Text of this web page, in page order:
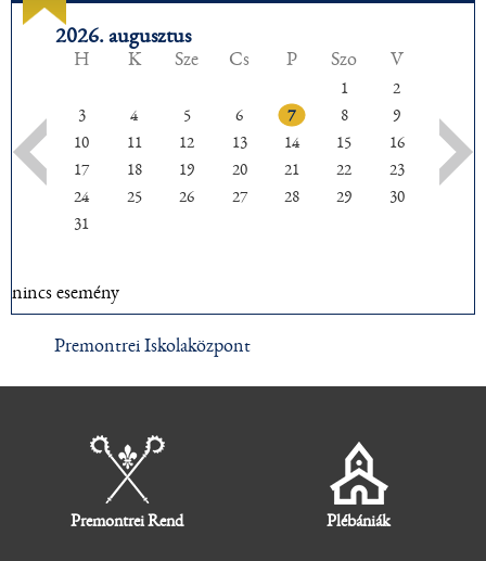
2026. augusztus
H K Sze Cs P Szo V
1
2
3
4 5 6 7 8
9
10
11 12 13 14 15
16
17
18 19 20 21 22
23
24
25 26 27 28 29
30
31
nincs esemény
Premontrei Iskolaközpont
Premontrei Rend Plébániák